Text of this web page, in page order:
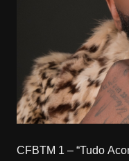
CFBTM 1 – “Tudo Aconteceu”: MC Du Black realiza